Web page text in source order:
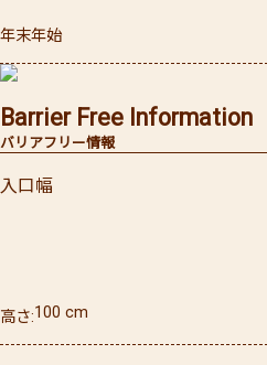
年末年始
バリアフリー情報
Barrier Free Information
入口幅
高さ 100 cm